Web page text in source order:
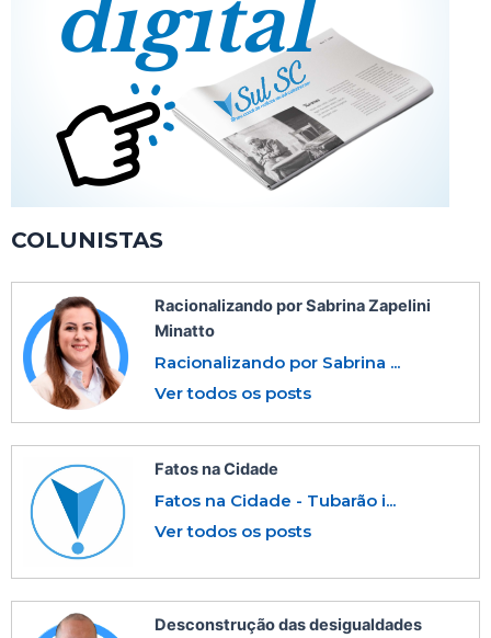
COLUNISTAS
Racionalizando por Sabrina Zapelini
Minatto
Racionalizando por Sabrina ...
Ver todos os posts
Fatos na Cidade
Fatos na Cidade - Tubarão i...
Ver todos os posts
Desconstrução das desigualdades